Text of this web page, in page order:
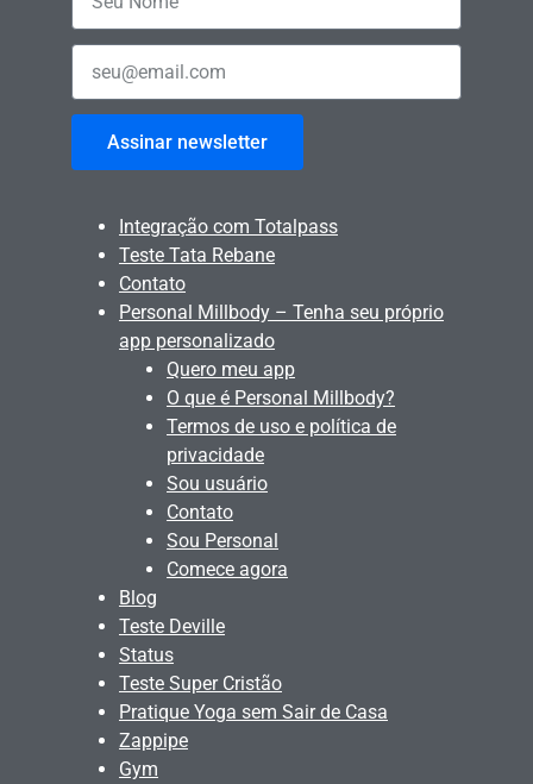
Assinar newsletter
Integração com Totalpass
Teste Tata Rebane
Contato
Personal Millbody – Tenha seu próprio
app personalizado
Quero meu app
O que é Personal Millbody?
Termos de uso e política de
privacidade
Sou usuário
Contato
Sou Personal
Comece agora
Blog
Teste Deville
Status
Teste Super Cristão
Pratique Yoga sem Sair de Casa
Zappipe
Gym